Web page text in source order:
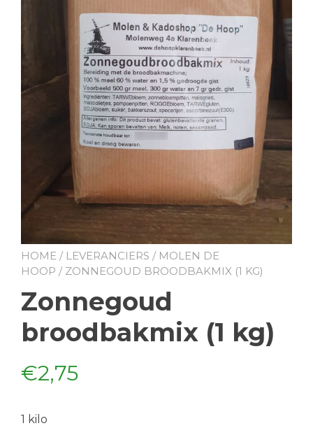
HOME / LEVERANCIERS / MOLEN DE
HOOP / ZONNEGOUD BROODBAKMIX (1 KG)
Zonnegoud
broodbakmix (1 kg)
€2,75
1 kilo